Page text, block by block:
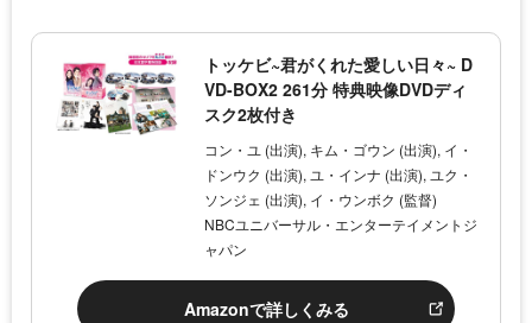
トッケビ~君がくれた愛しい日々~ D
VD-BOX2 261分 特典映像DVDディ
スク2枚付き
コン・ユ (出演), キム・ゴウン (出演), イ・
ドンウク (出演), ユ・インナ (出演), ユク・
ソンジェ (出演), イ・ウンボク (監督)
NBCユニバーサル・エンターテイメントジ
ャパン
Amazonで詳しくみる